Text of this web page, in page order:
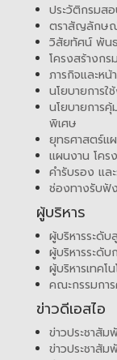
ประวัติกรมส
ตราสัญลักษ
วิสัยทัศน์ พัน
โครงสร้างก
ภารกิจและหน้
นโยบายการ
นโยบายการ
พิเศษ
ยุทธศาสตร์แ
แผนงาน โคร
คำรับรอง แล
ช่องทางรับฟั
ผู้บริหาร
ผู้บริหารระดับ
ผู้บริหารระดับ
ผู้บริหารเทคโ
คณะกรรมกา
ข่าวดีเอสไอ
ข่าวประชาสัม
ข่าวประชาสัม